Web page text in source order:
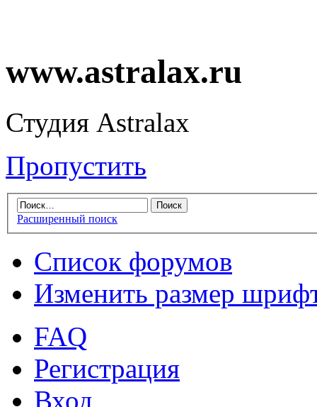
www.astralax.ru
Студия Astralax
Пропустить
Расширенный поиск
Список форумов
Изменить размер
FAQ
Регистрация
Вход